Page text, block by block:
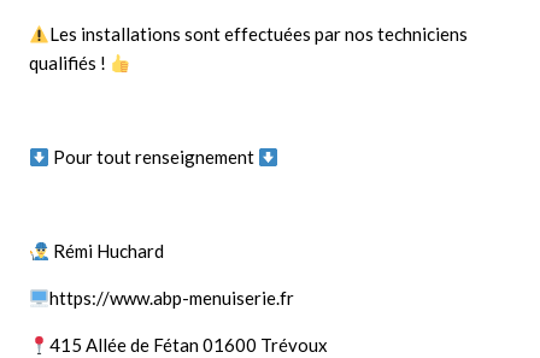
Les installations sont effectuées par nos techniciens
qualifiés !
Pour tout renseignement
Rémi Huchard
https://www.abp-menuiserie.fr
415 Allée de Fétan 01600 Trévoux